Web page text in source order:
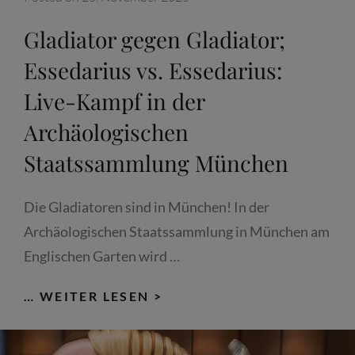
Gladiator gegen Gladiator;
Essedarius vs. Essedarius:
Live-Kampf in der
Archäologischen
Staatssammlung München
Die Gladiatoren sind in München! In der
Archäologischen Staatssammlung in München am
Englischen Garten wird …
… WEITER LESEN >
GLADIATOR;